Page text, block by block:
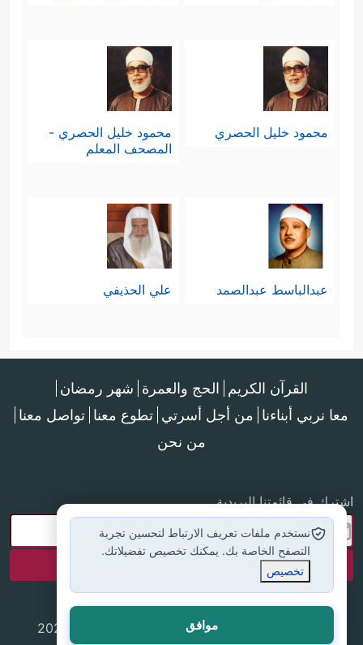
محمود خليل الحصري
محمود خليل الحصري -
المصحف المعلم
عبدالباسط عبدالصمد علي الحذيفي
القرآن الكريم الحج والعمرة شهر رمضان
معا نربي أبناءنا من أجل أسرتي تطوع معنا تواصل معنا
من نحن
اشترك في قائمتنا البريدية
جميع الحقوق محفوظة لموقع إسلام أون لاين © 2025
نستخدم ملفات تعريف الارتباط لتحسين تجربة
التصفح الخاصة بك. يمكنك تخصيص تفضيلاتك.
تخصيص
موافق